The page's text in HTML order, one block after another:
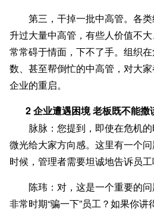
第三，干掉一批中高管。各
升过大量中高管，有些人价值不
常常碍于情面，下不了手。组织
数、甚至帮倒忙的中高管，对大
企业的重启。
2 企业遭遇困境 老板既不能
脉脉：您提到，即使在危机
微光给大家方向感。这里有一个
时候，管理者需要坦诚地告诉员工
陈玮：对，这是一个重要的
非常时期“骗一下”员工？如果你